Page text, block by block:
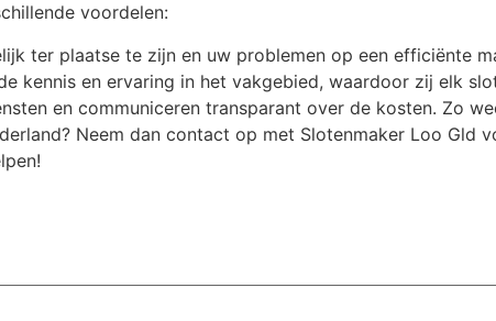
voordelen:
ter plaatse te zijn en uw problemen op een efficiënte
kennis en ervaring in het vakgebied, waardoor zij elk
en communiceren transparant over de kosten. Zo
Neem dan contact op met Slotenmaker Loo Gld